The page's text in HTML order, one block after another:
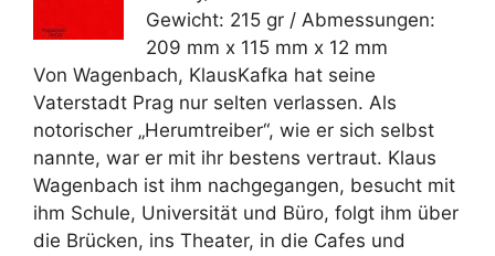
Gewicht: 215 gr / Abmessungen:
209 mm x 115 mm x 12 mm
Von Wagenbach, KlausKafka hat seine
Vaterstadt Prag nur selten verlassen. Als
notorischer „Herumtreiber“, wie er sich selbst
nannte, war er mit ihr bestens vertraut. Klaus
Wagenbach ist ihm nachgegangen, besucht mit
ihm Schule, Universität und Büro, folgt ihm über
die Brücken, ins Theater, in die Cafes und